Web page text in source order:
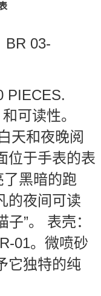
BR 03-
PIECES.
可读性。
天和夜晚阅
位于手表的表
黑暗的跑
的夜间可读
”。 表壳：
01。微喷砂
它独特的纯